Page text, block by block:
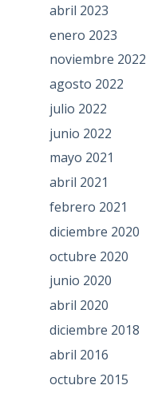
abril 2023
enero 2023
noviembre 2022
agosto 2022
julio 2022
junio 2022
mayo 2021
abril 2021
febrero 2021
diciembre 2020
octubre 2020
junio 2020
abril 2020
diciembre 2018
abril 2016
octubre 2015